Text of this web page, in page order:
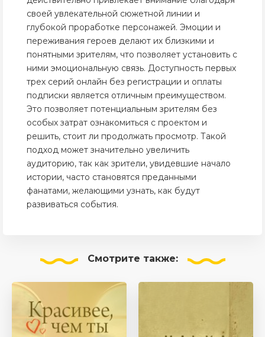
своей увлекательной сюжетной линии и
глубокой проработке персонажей. Эмоции и
переживания героев делают их близкими и
понятными зрителям, что позволяет установить с
ними эмоциональную связь. Доступность первых
трех серий онлайн без регистрации и оплаты
подписки является отличным преимуществом.
Это позволяет потенциальным зрителям без
особых затрат ознакомиться с проектом и
решить, стоит ли продолжать просмотр. Такой
подход может значительно увеличить
аудиторию, так как зрители, увидевшие начало
истории, часто становятся преданными
фанатами, желающими узнать, как будут
развиваться события.
Смотрите также: